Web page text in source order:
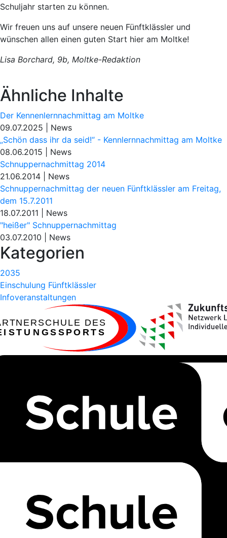
Schuljahr starten zu können.
Wir freuen uns auf unsere neuen Fünftklässler und
wünschen allen einen guten Start hier am Moltke!
Lisa Borchard, 9b, Moltke-Redaktion
Ähnliche Inhalte
Der Kennenlernnachmittag am Moltke
09.07.2025
News
„Schön dass ihr da seid!“ - Kennlernnachmittag am Moltke
08.06.2015
News
Schnuppernachmittag 2014
21.06.2014
News
Schnuppernachmittag der neuen Fünftklässler am Freitag,
dem 15.7.2011
18.07.2011
News
"heißer" Schnuppernachmittag
03.07.2010
News
Kategorien
2035
Einschulung Fünftklässler
Infoveranstaltungen
ARTNERSCHULE DES
EISTUNGSSPORTS